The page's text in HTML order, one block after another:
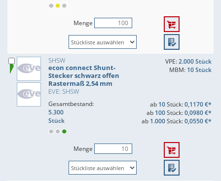
Menge
SHSW
econ connect Shunt-
Stecker schwarz offen
Rastermaß 2,54 mm
EVE: SHSW
VPE:2.000 Stück
MBM: 10 Stück
Gesamtbestand:
5.300
Stück
ab 10Stück:0,1170 €*
ab 100Stück:0,0980 €*
ab 1.000Stück:0,0550 €*
Menge